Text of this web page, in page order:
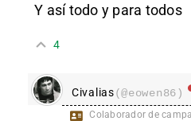
Y así todo y para todos
4
Civalias(@eowen86)
Colaborador de